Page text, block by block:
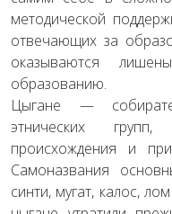
методической
отвечающих за
оказываются
образованию.
Цыгане —
этнических
происхождения и
Самоназвания
синти, мугат, калос,